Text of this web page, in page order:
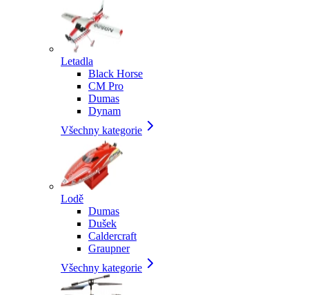
Letadla
Black Horse
CM Pro
Dumas
Dynam
Všechny kategorie
Lodě
Dumas
Dušek
Caldercraft
Graupner
Všechny kategorie